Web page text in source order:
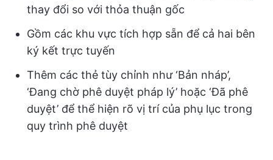
thay đổi so với thỏa thuận gốc
Gồm các khu vực tích hợp sẵn để cả hai bên
ký kết trực tuyến
Thêm các thẻ tùy chỉnh như ‘Bản nháp’,
‘Đang chờ phê duyệt pháp lý’ hoặc ‘Đã phê
duyệt’ để thể hiện rõ vị trí của phụ lục trong
quy trình phê duyệt